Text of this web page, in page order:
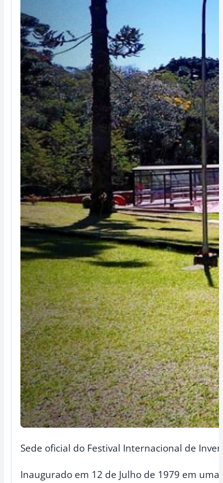
Sede oficial do Festival Internacional de
Inaugurado em 12 de Julho de 1979 em